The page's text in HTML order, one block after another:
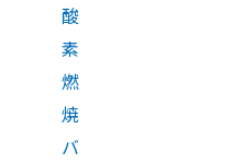
酸
素
燃
焼
バ